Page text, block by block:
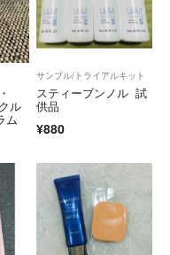
ル
ム
サンプル/トライアルキット
スティーブンノル 試
供品
¥880